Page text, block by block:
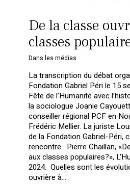
De la classe
classes
Dans les médias
La transcription du débat
Fondation Gabriel Péri le 15
Fête de l’Humanité avec
la sociologue Joanie
conseiller régional PCF en
Frédéric Mellier. La juriste
de la Fondation Gabriel-Péri,
rencontre. Pierre Chaillan,
aux classes populaires?»,
2024. Quelles sont les
ouvrière à...